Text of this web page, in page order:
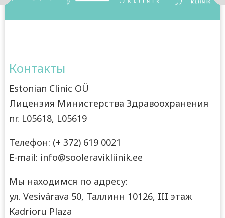
Контакты
Estonian Clinic OÜ
Лицензия Министерства Здравоохранения
nr. L05618, L05619
Телефон: (+ 372) 619 0021
E-mail: info@sooleravikliinik.ee
Мы находимся по адресу:
ул. Vesivärava 50, Таллинн 10126, III этаж
Kadrioru Plaza